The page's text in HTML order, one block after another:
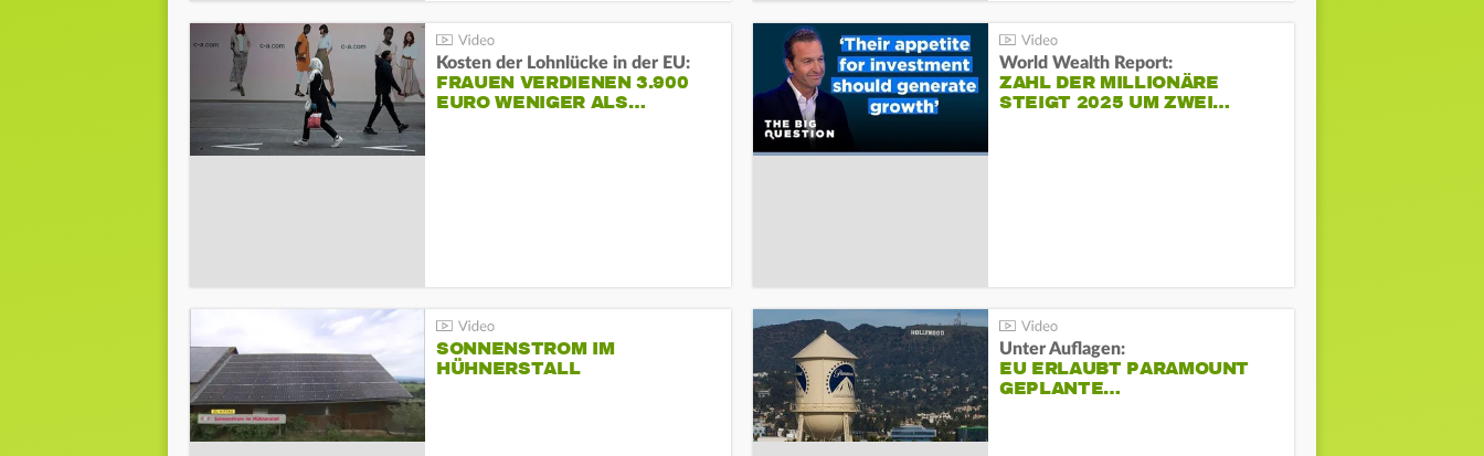
Kosten der Lohnlücke in der EU:
FRAUEN VERDIENEN 3.900
EURO WENIGER ALS…
World Wealth Report:
ZAHL DER MILLIONÄRE
STEIGT 2025 UM ZWEI…
SONNENSTROM IM
HÜHNERSTALL
Unter Auflagen:
EU ERLAUBT PARAMOUNT
GEPLANTE…